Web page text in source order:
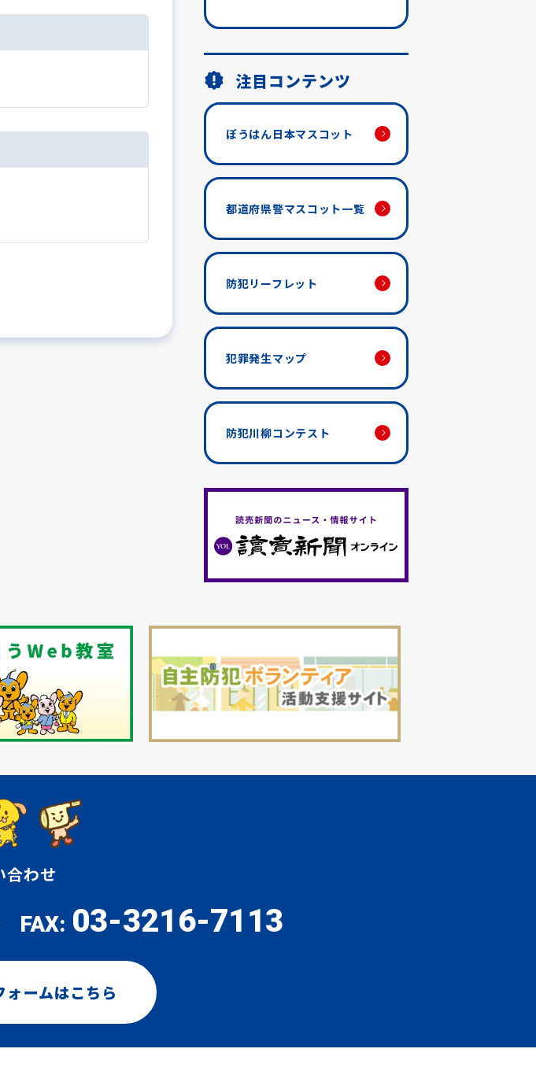
注目コンテンツ
ぼうはん日本マスコット
都道府県警マスコット一覧
防犯リーフレット
犯罪発生マップ
防犯川柳コンテスト
合わせ
FAX: 03-3216-7113
ォームはこちら